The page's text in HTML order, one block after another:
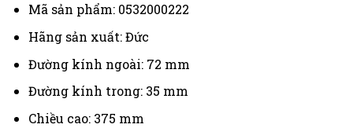
Mã sản phẩm: 0532000222
Hãng sản xuất: Đức
Đường kính ngoài: 72 mm
Đường kính trong: 35 mm
Chiều cao: 375 mm